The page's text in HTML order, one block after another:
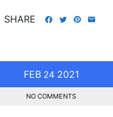
SHARE
FEB 24 2021
NO COMMENTS